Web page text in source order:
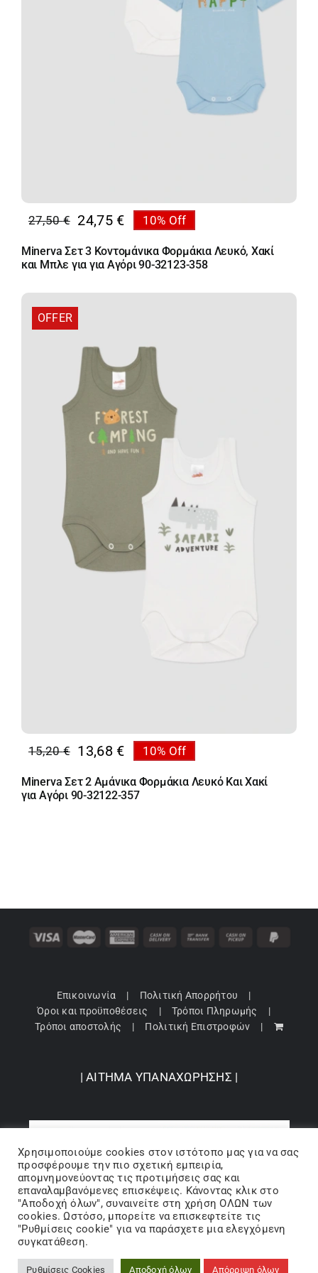
27,50€
Original
price
was:
24,75 €
Η
τρέχουσα
τιμή
24,75 €.
10% Off
Minerva Σετ 3 Κοντομάνικα Φορμάκια Λευκό, Χακί
και Μπλε για για Αγόρι 90-32123-358
OFFER
15,20€
Original
price
was:
13,68 €
Η
τρέχουσα
τιμή
10% Off
Minerva Σετ 2 Αμάνικα Φορμάκια Λευκό Και Χακί
για Αγόρι 90-32122-357
Επικοινωνία
Πολιτική Απορρήτου
Όροι και προϋποθέσεις
Τρόποι Πληρωμής
Τρόποι αποστολής
Πολιτική Επιστροφών
| ΑΙΤΗΜΑ ΥΠΑΝΑΧΩΡΗΣΗΣ |
Copyright 2024 © Barbopoulos store - All Rights Reserved |
Χρησιμοποιούμε cookies στον ιστότοπo μας για να σας
προσφέρουμε την πιο σχετική εμπειρία,
απομνημονεύοντας τις προτιμήσεις σας και
επαναλαμβανόμενες επισκέψεις. Κάνοντας κλικ στο
"Αποδοχή όλων", συναινείτε στη χρήση ΟΛΩΝ των
cookies. Ωστόσο, μπορείτε να επισκεφτείτε τις
"Ρυθμίσεις cookie" για να παράσχετε μια ελεγχόμενη
συγκατάθεση.
Ρυθμίσεις Cookies Αποδοχή όλων Απόρριψη όλων